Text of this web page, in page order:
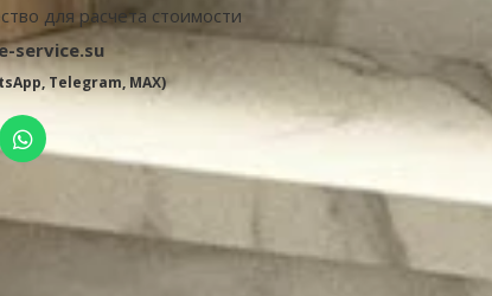
для расчета стоимости
service.su
Telegram, MAX)